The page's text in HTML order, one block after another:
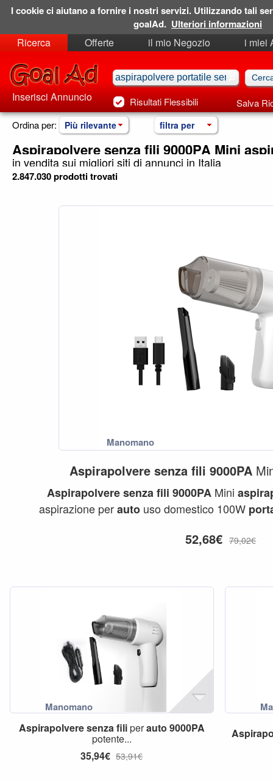
Ricerca Offerte il mio Negozio
i miei
Risultati Flessibili Salva
Inserisci Annuncio
Ordina per: Più rilevante filtra per
Aspirapolvere senza fili 9000PA Mini
in vendita sui migliori siti di annunci in Italia
2.847.030 prodotti trovati
Aspirapolvere senza fili 9000PA
Aspirapolvere senza fili 9000PA Mini
aspirazione perauto uso domestico 100W
52,68€ 79,02€
Aspirapolveresenzafiliperauto 9000PA
potente...
35,94€ 53,91€
I cookie ci aiutano a fornire i nostri servizi. Utilizzando tali
goalAd. Ulteriori informazioni